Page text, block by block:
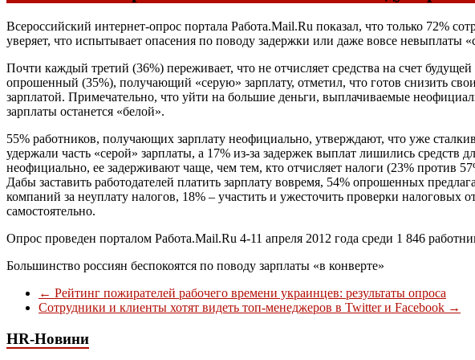
Всероссийский интернет-опрос портала Работа.Mail.Ru показал, что только 72%
уверяет, что испытывает опасения по поводу задержки или даже вовсе невыплаты
Почти каждый третий (36%) переживает, что не отчисляет средства на счет
опрошенный (35%), получающий «серую» зарплату, отметил, что готов снизить
зарплатой. Примечательно, что уйти на большие деньги, выплачиваемые
зарплаты останется «белой».
55% работников, получающих зарплату неофициально, утверждают, что уже
удержали часть «серой» зарплаты, а 17% из-за задержек выплат лишились
неофициально, ее задерживают чаще, чем тем, кто отчисляет налоги (23% против
Дабы заставить работодателей платить зарплату вовремя, 54% опрошенных
компаний за неуплату налогов, 18% – участить и ужесточить проверки налоговых
самостоятельно.
Опрос проведен порталом Работа.Mail.Ru 4-11 апреля 2012 года среди 1 846
Большинство россиян беспокоятся по поводу зарплаты «в конверте»
← Рейтинг пожирателей рабочего времени украинцев: результаты опроса
Сотрудники и клиенты хотят видеть топ-менеджеров в Twitter и Facebook →
HR-Новини